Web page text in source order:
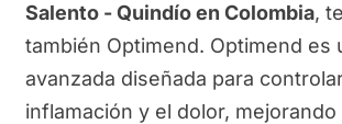
Salento - Quindío en Colombia,
también Optimend. Optimend es
avanzada diseñada para
inflamación y el dolor, mejorando